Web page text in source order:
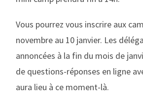
Vous pourrez vous inscrire aux
novembre au 10 janvier. Les
annoncées à la fin du mois de
de questions-réponses en ligne
aura lieu à ce moment-là.